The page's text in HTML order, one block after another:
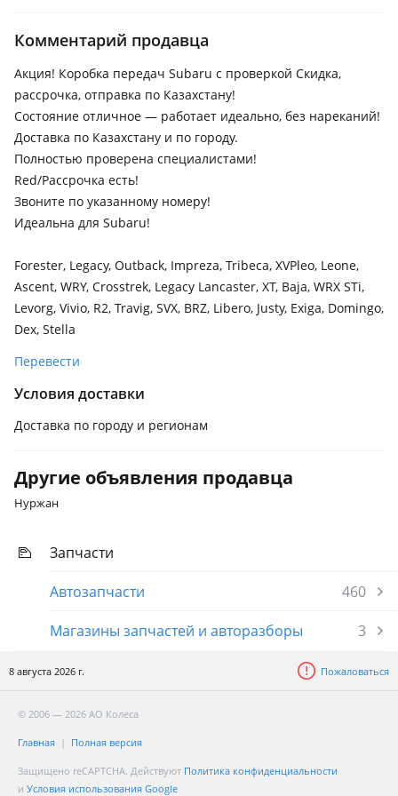
Subaru Legacy
1989 - 1994 1 поколение (BC/BJF)
Subaru Leone
Subaru Outback
2019 - н.в. 6 поколение, 1998 - 2003 2 поколение (BE/BH),
1994 - 1999 1 поколение
Subaru Tribeca
поколение (B9)
Subaru Legacy Lancaster
Комментарий продавца
Акция! Коробка передач Subaru с проверкой Скидка,
рассрочка, отправка по Казахстану!
Состояние отличное — работает идеально, без нареканий!
Доставка по Казахстану и по городу.
Полностью проверена специалистами!
Red/Рассрочка есть!
Звоните по указанному номеру!
Идеальна для Subaru!
Forester, Legacy, Outback, Impreza, Tribeca, XVPleo, Leone,
Ascent, WRY, Crosstrek, Legacy Lancaster, XT, Baja, WRX STi,
Levorg, Vivio, R2, Travig, SVX, BRZ, Libero, Justy, Exiga, Domingo,
Dex, Stella
Перевести
Условия доставки
Доставка по городу и регионам
Другие объявления продавца
Нуржан
Запчасти
Автозапчасти
460
Магазины запчастей и авторазборы
3
8 августа 2026 г. Пожаловаться
© 2006 — 2026 АО Колеса
Главная Полная версия
Защищено reCAPTCHA. Действуют Политика конфиденциальности
и Условия использования Google